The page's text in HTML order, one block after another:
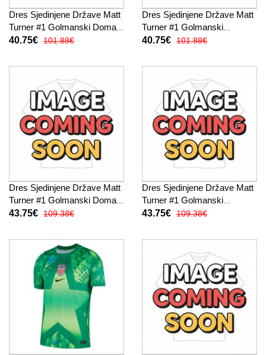
Dres Sjedinjene Države Matt
Turner #1 Golmanski Domaci
za djecu SP 2026 Kratak
40.75€ 101.88€
Dres Sjedinjene Države Matt
Turner #1 Golmanski
Gostujuci za djecu SP 2026
hlače)
40.75€ 101.88€
Dres Sjedinjene Države Matt
Turner #1 Golmanski Domaci
za djecu SP 2026 Dugi
43.75€ 109.38€
Dres Sjedinjene Države Matt
Turner #1 Golmanski
Gostujuci za djecu SP 2026
43.75€ 109.38€